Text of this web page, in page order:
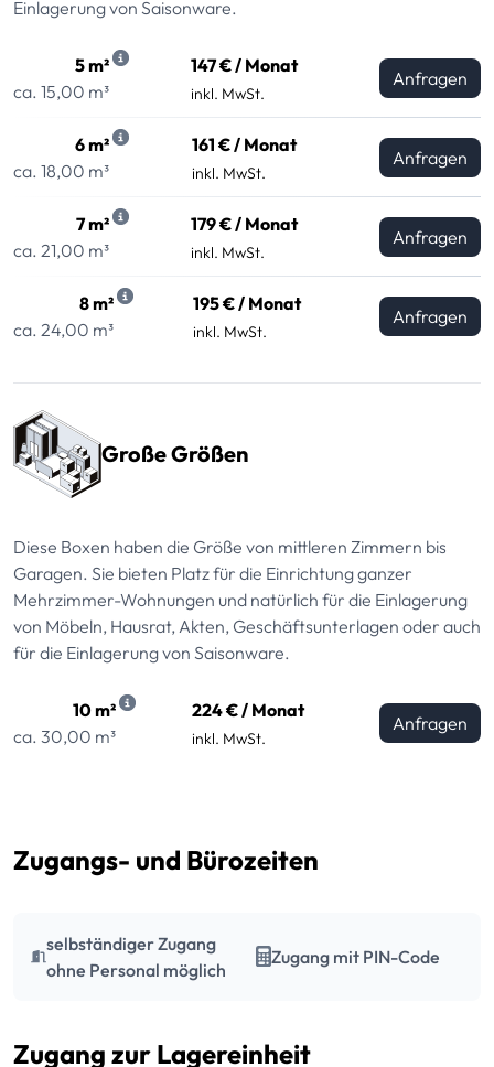
Einlagerung von Saisonware.
5 m²
ca. 15,00 m³
147 € / Monat
inkl. MwSt.
Anfragen
6 m²
ca. 18,00 m³
161 € / Monat
inkl. MwSt.
Anfragen
7 m²
ca. 21,00 m³
179 € / Monat
inkl. MwSt.
Anfragen
8 m²
ca. 24,00 m³
195 € / Monat
inkl. MwSt.
Anfragen
Große Größen
Diese Boxen haben die Größe von mittleren Zimmern bis
Garagen. Sie bieten Platz für die Einrichtung ganzer
Mehrzimmer-Wohnungen und natürlich für die Einlagerung
von Möbeln, Hausrat, Akten, Geschäftsunterlagen oder auch
für die Einlagerung von Saisonware.
10 m²
ca. 30,00 m³
224 € / Monat
inkl. MwSt.
Anfragen
Zugangs- und Bürozeiten
selbständiger Zugang
ohne Personal möglich
Zugang mit PIN-Code
Zugang zur Lagereinheit